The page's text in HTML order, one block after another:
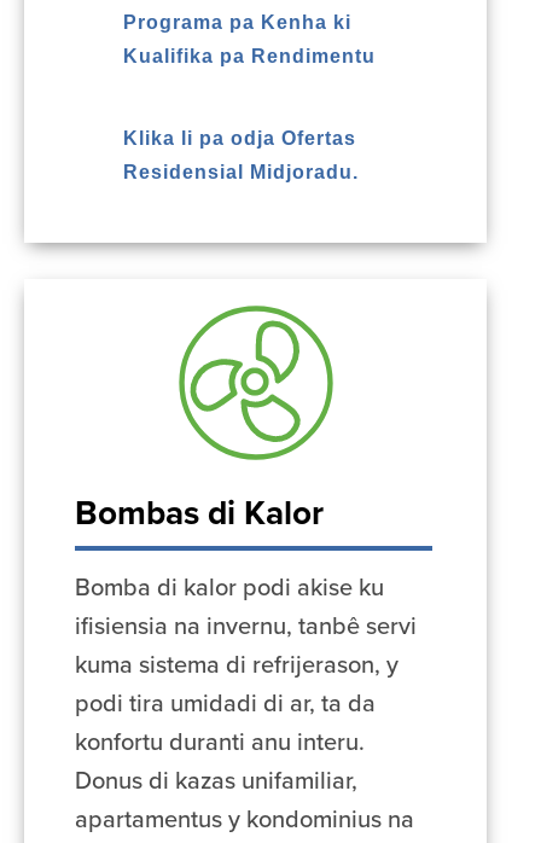
Programa pa Kenha ki
Kualifika pa Rendimentu
Klika li pa odja Ofertas
Residensial Midjoradu.
Bombas di Kalor
Bomba di kalor podi akise ku
ifisiensia na invernu, tanbê servi
kuma sistema di refrijerason, y
podi tira umidadi di ar, ta da
konfortu duranti anu interu.
Donus di kazas unifamiliar,
apartamentus y kondominius na